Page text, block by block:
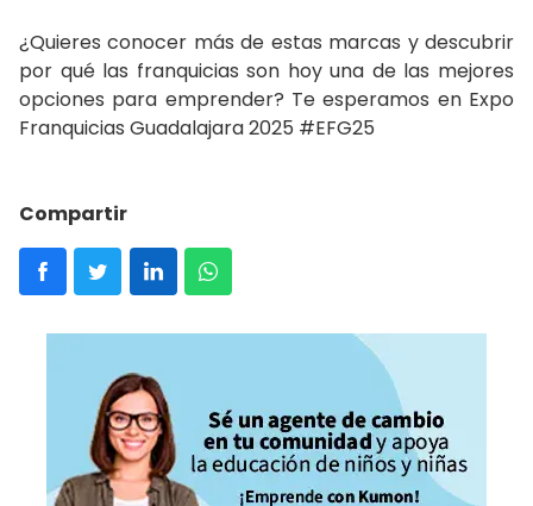
¿Quieres conocer más de estas marcas y descubrir
por qué las franquicias son hoy una de las mejores
opciones para emprender? Te esperamos en Expo
Franquicias Guadalajara 2025 #EFG25
Compartir